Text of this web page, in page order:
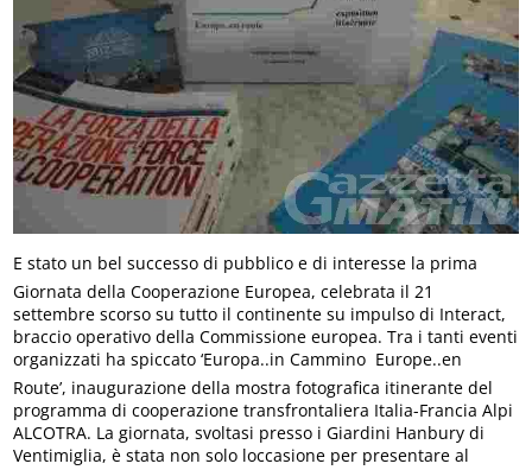
E stato un bel successo di pubblico e di interesse la prima
Giornata della Cooperazione Europea, celebrata il 21
settembre scorso su tutto il continente su impulso di Interact,
braccio operativo della Commissione europea. Tra i tanti eventi
organizzati ha spiccato ‘Europa..in Cammino  Europe..en
Route’, inaugurazione della mostra fotografica itinerante del
programma di cooperazione transfrontaliera Italia-Francia Alpi
ALCOTRA. La giornata, svoltasi presso i Giardini Hanbury di
Ventimiglia, è stata non solo loccasione per presentare al